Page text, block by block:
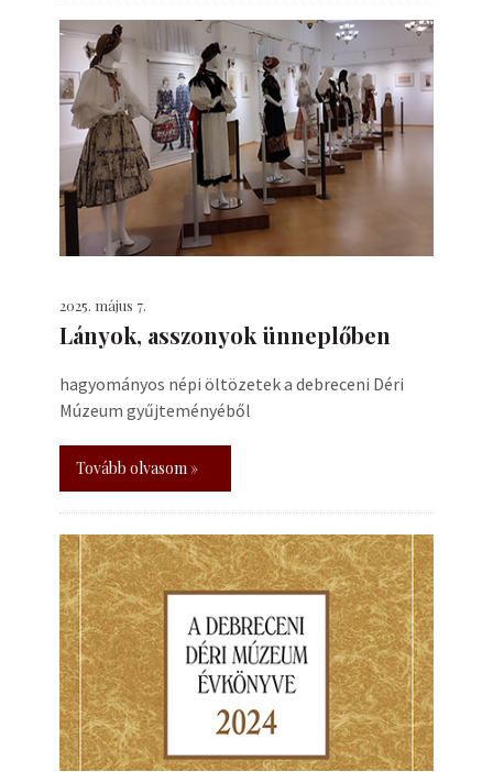
2025. május 7.
Lányok, asszonyok ünneplőben
hagyományos népi öltözetek a debreceni Déri
Múzeum gyűjteményéből
Tovább olvasom »